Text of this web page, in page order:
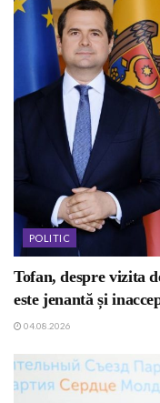
POLITIC
Tofan, despre vizita
este jenantă și
04.08.2026